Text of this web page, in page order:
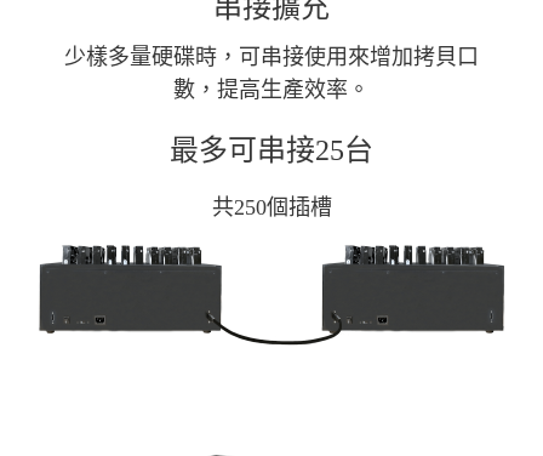
串接擴充
少樣多量硬碟時，可串接使用來增加拷貝口
數，提高生產效率。
最多可串接25台
共250個插槽